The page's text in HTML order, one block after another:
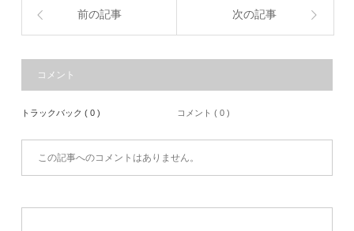
前の記事 次の記事
コメント
トラックバック ( 0 ) コメント ( 0 )
この記事へのコメントはありません。